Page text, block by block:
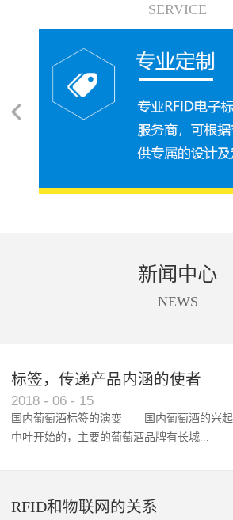
SERVICE
新闻中心
NEWS
标签，传递产品内涵的使者
2018 - 06 - 15
国内葡萄酒标签的演变 国内葡萄酒的兴起
中叶开始的，主要的葡萄酒品牌有长城...
RFID和物联网的关系